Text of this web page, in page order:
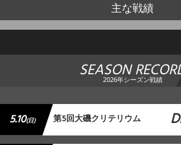
主な戦績
SEASON
2026年シーズン戦績
5.10(日) 第5回大磯クリテリウム